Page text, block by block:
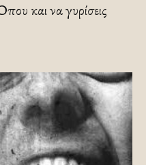
και να γυρίσεις